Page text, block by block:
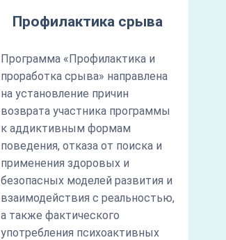
Профилактика срыва
Программа «Профилактика и
проработка срыва» направлена
на установление причин
возврата участника программы
к аддиктивным формам
поведения, отказа от поиска и
применения здоровых и
безопасных моделей развития и
взаимодействия с реальностью,
а также фактического
употребления психоактивных